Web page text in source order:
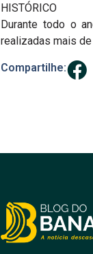
HISTÓRICO
Durante todo o
realizadas mais
Compartilhe: